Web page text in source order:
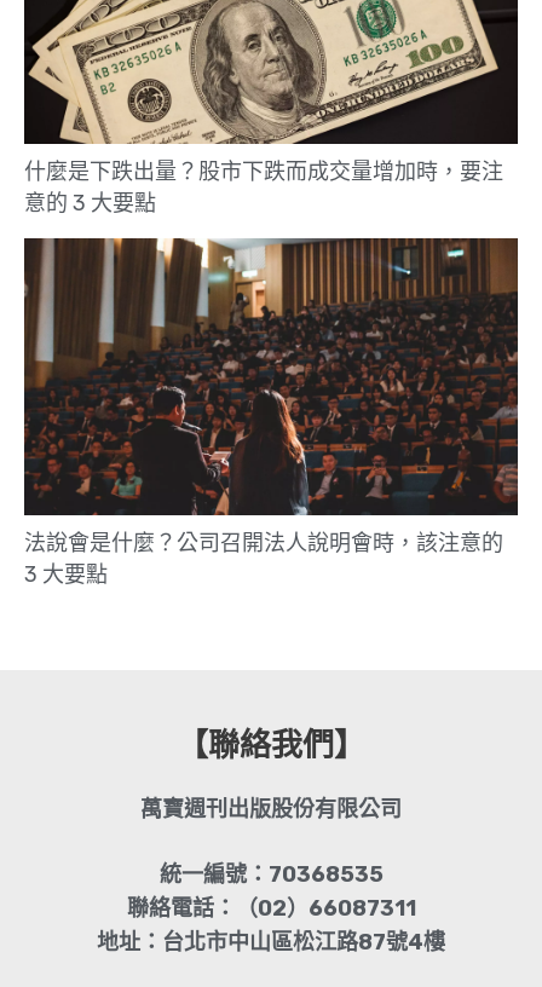
什麼是下跌出量？股市下跌而成交量增加時，要注
意的 3 大要點
法說會是什麼？公司召開法人說明會時，該注意的
3 大要點
【聯絡我們】
萬寶週刊出版股份有限公司
統一編號：70368535
聯絡電話：（02）66087311
地址：台北市中山區松江路87號4樓